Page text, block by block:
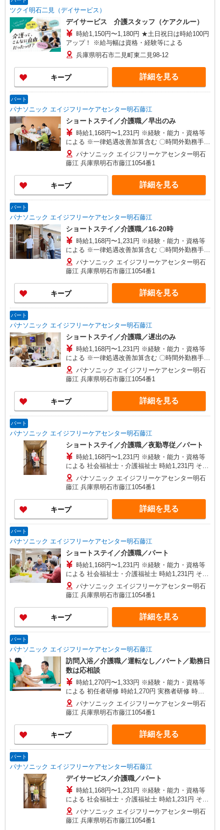
ツクイ明石二見（デイサービス）
デイサービス 介護スタッフ（ケアクルー）
時給1,150円〜1,180円 ★土日祝日は時給100円
アップ！ ※給与幅は資格・経験等による
兵庫県明石市二見町東二見98-12
キープ 詳細を見る
パート
パナソニック エイジフリーケアセンター明石藤江
ショートステイ／介護職／早出のみ
時給1,168円〜1,231円 ※経験・能力・資格等
による ※一律処遇改善加算含む 〇時間外勤務手当
〇土日祝勤務手当 〇夜勤手当 〇深夜勤務手当 〇
無事故無違反表彰金 〇年末年始勤務手当 〇早朝
7:00〜8:00/夜間18:00〜20:00は時給25％UP
パナソニック エイジフリーケアセンター明石
藤江 兵庫県明石市藤江1054番1
キープ 詳細を見る
パート
パナソニック エイジフリーケアセンター明石藤江
ショートステイ／介護職／16-20時
時給1,168円〜1,231円 ※経験・能力・資格等
による ※一律処遇改善加算含む 〇時間外勤務手当
〇土日祝勤務手当 〇夜勤手当 〇深夜勤務手当 〇
無事故無違反表彰金 〇年末年始勤務手当 〇早朝
7:00〜8:00/夜間18:00〜20:00は時給25％UP
パナソニック エイジフリーケアセンター明石
藤江 兵庫県明石市藤江1054番1
キープ 詳細を見る
パート
パナソニック エイジフリーケアセンター明石藤江
ショートステイ／介護職／遅出のみ
時給1,168円〜1,231円 ※経験・能力・資格等
による ※一律処遇改善加算含む 〇時間外勤務手当
〇土日祝勤務手当 〇夜勤手当 〇深夜勤務手当 〇
無事故無違反表彰金 〇年末年始勤務手当 〇早朝
7:00〜8:00/夜間18:00〜20:00は時給25％UP
パナソニック エイジフリーケアセンター明石
藤江 兵庫県明石市藤江1054番1
キープ 詳細を見る
パート
パナソニック エイジフリーケアセンター明石藤江
ショートステイ／介護職／夜勤専従／パート
時給1,168円〜1,231円 ※経験・能力・資格等
による 社会福祉士・介護福祉士 時給1,231円 その
他資格 時給1,168円 ※一律処遇改善加算含む 〇時
間外勤務手当 〇土日祝勤務手当 〇夜勤手当 〇無
事故無違反表彰金 〇年末年始勤務手当
パナソニック エイジフリーケアセンター明石
藤江 兵庫県明石市藤江1054番1
キープ 詳細を見る
パート
パナソニック エイジフリーケアセンター明石藤江
ショートステイ／介護職／パート
時給1,168円〜1,231円 ※経験・能力・資格等
による 社会福祉士・介護福祉士 時給1,231円 その
他資格 時給1,168円 ※一律処遇改善加算含む 〇時
間外勤務手当 〇土日祝勤務手当 〇夜勤手当 〇深
夜勤務手当 〇無事故無違反表彰金 〇年末年始勤務
手当 〇早朝7:00〜8:00/夜間18:00〜20:00は時給
25％UP
パナソニック エイジフリーケアセンター明石
藤江 兵庫県明石市藤江1054番1
キープ 詳細を見る
パート
パナソニック エイジフリーケアセンター明石藤江
訪問入浴／介護職／運転なし／パート／勤務日
数は応相談
時給1,270円〜1,333円 ※経験・能力・資格等
による 初任者研修 時給1,270円 実務者研修 時給
1,270円 介護福祉士 時給1,333円 ※サービス提供8
件目以降〜1,000円/件 手当あり ※一律処遇改善加
算含む 〇時間外勤務手当 〇土日祝勤務手当 〇無
事故無違反表彰金 〇年末年始勤務手当
パナソニック エイジフリーケアセンター明石
藤江 兵庫県明石市藤江1054番1
キープ 詳細を見る
パート
パナソニック エイジフリーケアセンター明石藤江
デイサービス／介護職／パート
時給1,168円〜1,231円 ※経験・能力・資格等
による 社会福祉士・介護福祉士 時給1,231円 その
他資格 時給1,168円 ※一律処遇改善加算含む 〇時
間外勤務手当 〇土日祝勤務手当 〇無事故無違反表
彰金 〇年末年始勤務手当
パナソニック エイジフリーケアセンター明石
藤江 兵庫県明石市藤江1054番1